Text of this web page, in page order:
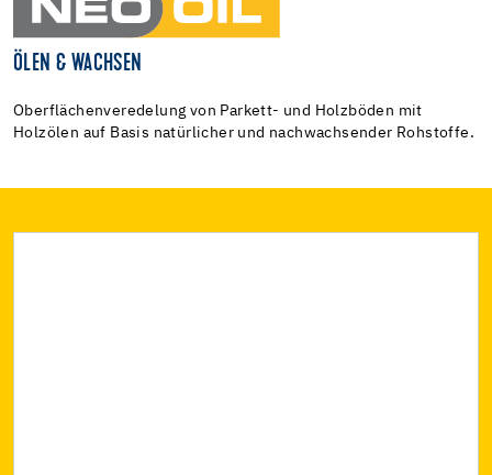
ÖLEN & WACHSEN
Oberflächenveredelung von Parkett- und Holzböden mit
Holzölen auf Basis natürlicher und nachwachsender Rohstoffe.